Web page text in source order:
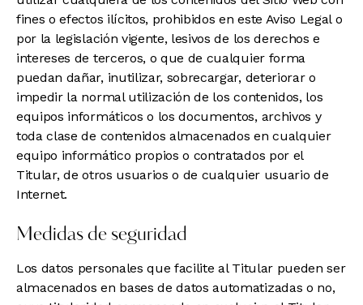
fines o efectos ilícitos, prohibidos en este Aviso Legal o
por la legislación vigente, lesivos de los derechos e
intereses de terceros, o que de cualquier forma
puedan dañar, inutilizar, sobrecargar, deteriorar o
impedir la normal utilización de los contenidos, los
equipos informáticos o los documentos, archivos y
toda clase de contenidos almacenados en cualquier
equipo informático propios o contratados por el
Titular, de otros usuarios o de cualquier usuario de
Internet.
Medidas de seguridad
Los datos personales que facilite al Titular pueden ser
almacenados en bases de datos automatizadas o no,